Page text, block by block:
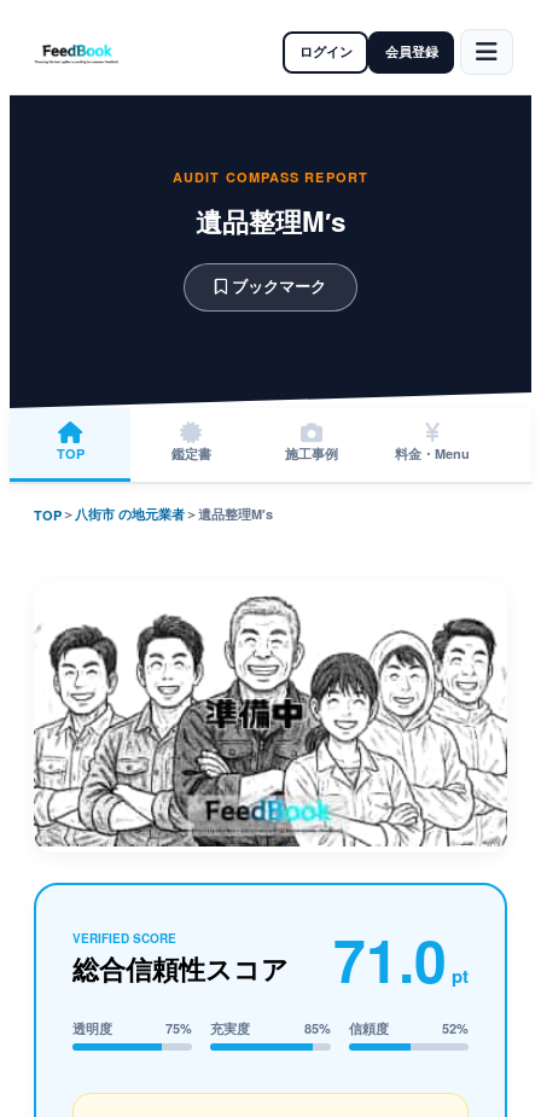
ログイン 会員登録
AUDIT COMPASS REPORT
遺品整理M′s
ブックマーク
TOP 鑑定書 施工事例 料金・Menu
TOP＞ 八街市 の地元業者＞遺品整理M′s
VERIFIED SCORE
総合信頼性スコア 71.0 pt
透明度 75% 充実度 85% 信頼度 52%